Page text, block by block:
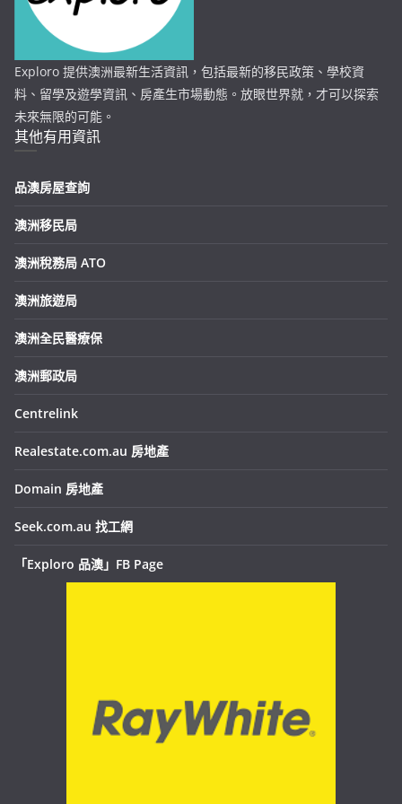
Exploro 提供澳洲最新生活資訊，包括最新的移民政策、學校資
料、留學及遊學資訊、房產生市場動態。放眼世界就，才可以探索
未來無限的可能。
其他有用資訊
品澳房屋查詢
澳洲移民局
澳洲稅務局 ATO
澳洲旅遊局
澳洲全民醫療保
澳洲郵政局
Centrelink
Realestate.com.au 房地產
Domain 房地產
Seek.com.au 找工網
「Exploro 品澳」FB Page